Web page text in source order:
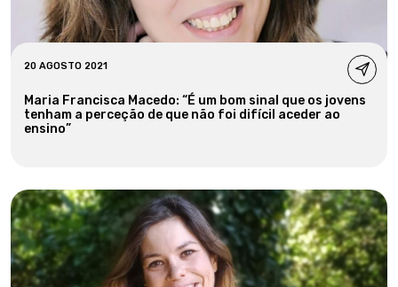
20 AGOSTO 2021
Maria Francisca Macedo: “É um bom sinal que os jovens
tenham a perceção de que não foi difícil aceder ao
ensino”